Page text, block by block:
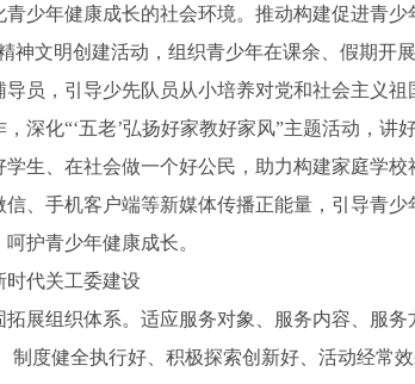
年健康成长的社会环境。推动构建促进青少
神文明创建活动，组织青少年在课余、假期开
导员，引导少先队员从小培养对党和社会主义
深化“‘五老’弘扬好家教好家风”主题活动，讲
学生、在社会做一个好公民，助力构建家庭学
信、手机客户端等新媒体传播正能量，引导青
护青少年健康成长。
时代关工委建设
组织体系。适应服务对象、服务内容、服务
制度健全执行好、积极探索创新好、活动经常